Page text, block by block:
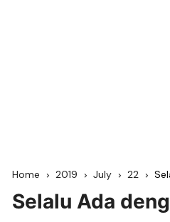
Home 2019 July 22
Selalu Ada